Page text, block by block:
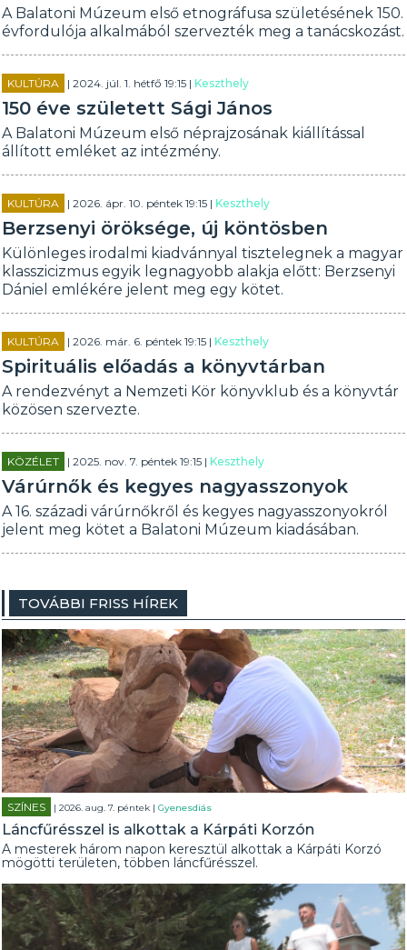
A Balatoni Múzeum első etnográfusa születésének 150.
évfordulója alkalmából szervezték meg a tanácskozást.
KULTÚRA | 2024. júl. 1. hétfő 19:15 |Keszthely
150 éve született Sági János
A Balatoni Múzeum első néprajzosának kiállítással
állított emléket az intézmény.
KULTÚRA | 2026. ápr. 10. péntek 19:15 |Keszthely
Berzsenyi öröksége, új köntösben
Különleges irodalmi kiadvánnyal tisztelegnek a magyar
klasszicizmus egyik legnagyobb alakja előtt: Berzsenyi
Dániel emlékére jelent meg egy kötet.
KULTÚRA | 2026. már. 6. péntek 19:15 |Keszthely
Spirituális előadás a könyvtárban
A rendezvényt a Nemzeti Kör könyvklub és a könyvtár
közösen szervezte.
KÖZÉLET | 2025. nov. 7. péntek 19:15 |Keszthely
Várúrnők és kegyes nagyasszonyok
A 16. századi várúrnőkről és kegyes nagyasszonyokról
jelent meg kötet a Balatoni Múzeum kiadásában.
TOVÁBBI FRISS HÍREK
SZÍNES | 2026. aug. 7. péntek |Gyenesdiás
Láncfűrésszel is alkottak a Kárpáti Korzón
A mesterek három napon keresztül alkottak a Kárpáti Korzó
mögötti területen, többen láncfűrésszel.